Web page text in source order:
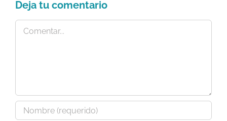
Deja tu comentario